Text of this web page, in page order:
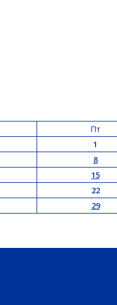
Пт
1
8
15
22
29